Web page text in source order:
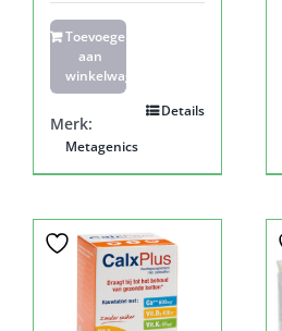
Toevoegen
aan
winkelwagen
Details
Merk:
Metagenics